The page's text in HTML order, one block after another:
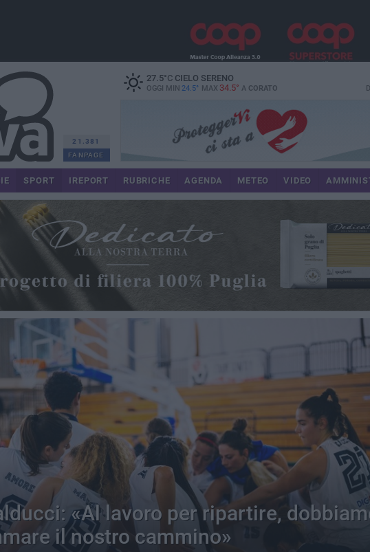
21.381
FANPAGE
27.5°CCIELO SERENO
OGGI MIN 24.5° MAX 34.5° A CORATO
SPORT IREPORT RUBRICHE AGENDA METEO VIDEO
«Al lavoro per ripartire,
il nostro cammino»